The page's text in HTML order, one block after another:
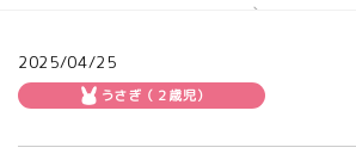
2025/04/25
うさぎ（２歳児）